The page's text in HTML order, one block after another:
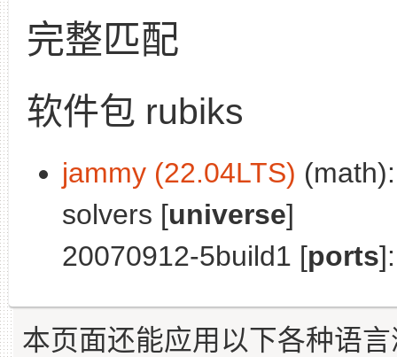
完整匹配
软件包 rubiks
jammy (22.04LTS)
solvers [universe]
20070912-5build1 [ports
本页面还能应用以下各种语